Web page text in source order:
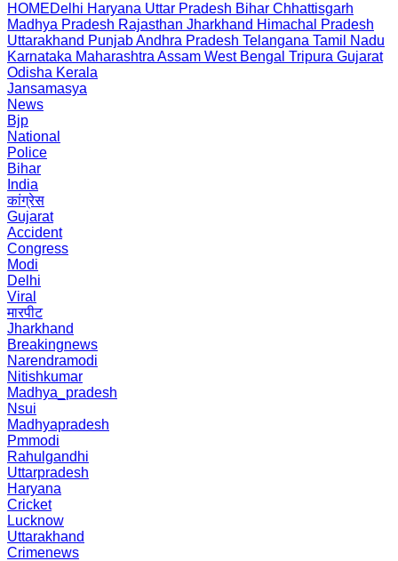
HOMEDelhi Haryana Uttar Pradesh Bihar Chhattisgarh
Madhya Pradesh Rajasthan Jharkhand Himachal Pradesh
Uttarakhand PunjabAndhra Pradesh Telangana Tamil Nadu
Karnataka Maharashtra Assam West Bengal Tripura Gujarat
Odisha Kerala
Jansamasya
News
Bjp
National
Police
Bihar
India
कांग्रेस
Gujarat
Accident
Congress
Modi
Delhi
Viral
मारपीट
Jharkhand
Breakingnews
Narendramodi
Nitishkumar
Madhya_pradesh
Nsui
Madhyapradesh
Pmmodi
Rahulgandhi
Uttarpradesh
Haryana
Cricket
Lucknow
Uttarakhand
Crimenews